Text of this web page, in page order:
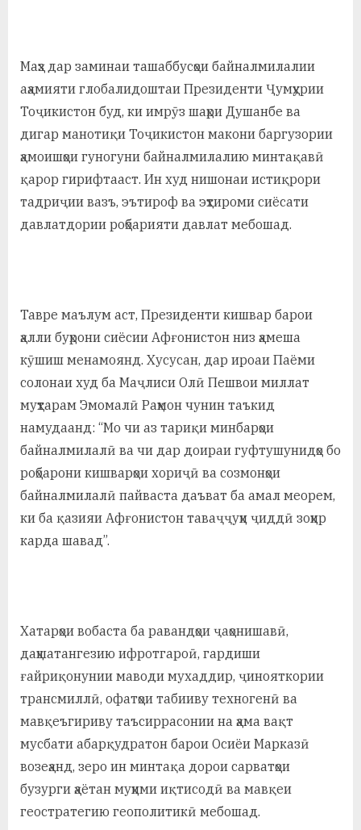
Маҳз дар заминаи ташаббусҳои байналмилалии
аҳамияти глобалидоштаи Президенти Ҷумҳурии
Тоҷикистон буд, ки имрӯз шаҳри Душанбе ва
дигар манотиқи Тоҷикистон макони баргузории
ҳамоишҳои гуногуни байналмилалию минтақавӣ
қарор гирифтааст. Ин худ нишонаи истиқрори
тадриҷии вазъ, эътироф ва эҳтироми сиёсати
давлатдории роҳбарияти давлат мебошад.
Тавре маълум аст, Президенти кишвар барои
ҳалли буҳрони сиёсии Афғонистон низ ҳамеша
кӯшиш менамоянд. Хусусан, дар ироаи Паёми
солонаи худ ба Маҷлиси Олӣ Пешвои миллат
муҳтарам Эмомалӣ Раҳмон чунин таъкид
намудаанд: “Мо чи аз тариқи минбарҳои
байналмилалӣ ва чи дар доираи гуфтушунидҳо бо
роҳбарони кишварҳои хориҷӣ ва созмонҳои
байналмилалӣ пайваста даъват ба амал меорем,
ки ба қазияи Афғонистон таваҷҷуҳи ҷиддӣ зоҳир
карда шавад”.
Хатарҳои вобаста ба равандҳои ҷаҳонишавӣ,
даҳшатангезию ифротгароӣ, гардиши
ғайриқонунии маводи мухаддир, ҷинояткории
трансмиллӣ, офатҳои табииву техногенӣ ва
мавқеъгириву таъсиррасонии на ҳама вақт
мусбати абарқудратон барои Осиёи Марказӣ
возеҳанд, зеро ин минтақа дорои сарватҳои
бузурги ҳаётан муҳими иқтисодӣ ва мавқеи
геостратегию геополитикӣ мебошад.